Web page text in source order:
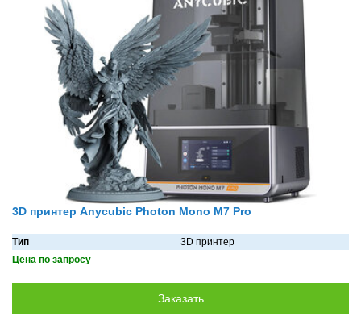
3D принтер Anycubic Photon Mono M7 Pro
Тип
3D принтер
Цена по запросу